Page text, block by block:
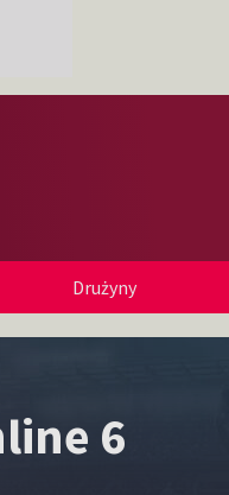
Drużyny
6